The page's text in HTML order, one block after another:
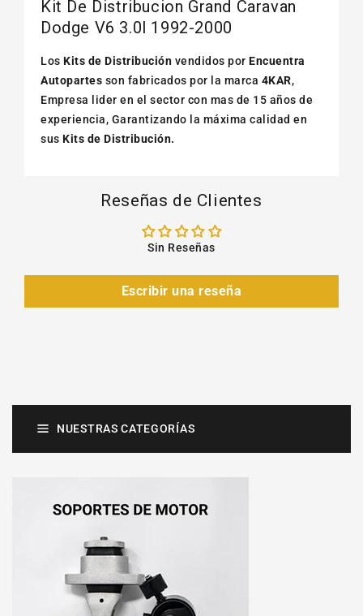
Kit De Distribucion Grand Caravan
Dodge V6 3.0l 1992-2000
Los Kits de Distribución vendidos por Encuentra
Autopartes son fabricados por la marca 4KAR,
Empresa lider en el sector con mas de 15 años de
experiencia, Garantizando la máxima calidad en
sus Kits de Distribución.
Reseñas de Clientes
Sin Reseñas
Escribir una reseña
NUESTRAS CATEGORÍAS